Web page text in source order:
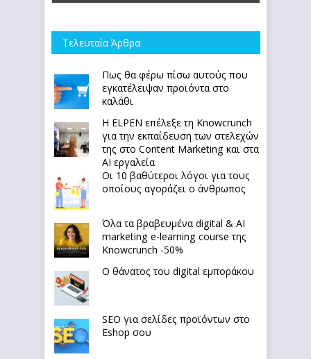
Τελευταία Άρθρα
Πως θα φέρω πίσω αυτούς που
εγκατέλειψαν προϊόντα στο
καλάθι
Η ELPEN επέλεξε τη Knowcrunch
για την εκπαίδευση των στελεχών
της στο Content Marketing και στα
AI εργαλεία
Οι 10 βαθύτεροι λόγοι για τους
οποίους αγοράζει ο άνθρωπος
Όλα τα βραβευμένα digital & AI
marketing e-learning course της
Knowcrunch -50%
Ο θάνατος του digital εμποράκου
SEO για σελίδες προϊόντων στο
Eshop σου